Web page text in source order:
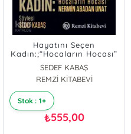
Hayatını Seçen
Kadın:;“Hocaların Hocası”
Nermin Abadan Unat
SEDEF KABAŞ
REMZİ KİTABEVİ
Stok : 1+
₺555,00